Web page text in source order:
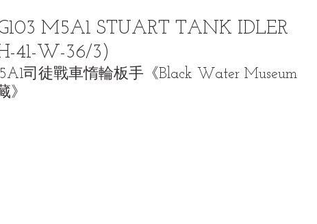
M5A1 STUART TANK IDLER
41-W-36/3)
司徒戰車惰輪板手 《Black Water Museum
》